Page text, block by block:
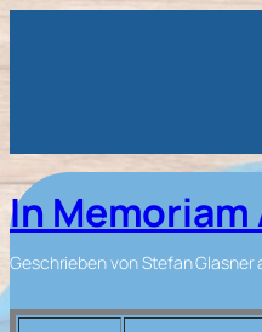
In
Geschrieben vonStefan Glasner